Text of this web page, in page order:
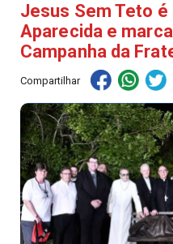
Jesus Sem Teto é
Aparecida e
Campanha da
Compartilhar